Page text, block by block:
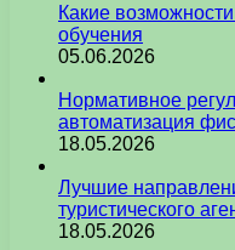
Какие
обучения
05.06.2026
Нормативное
автоматизация
18.05.2026
Лучшие
туристического
18.05.2026